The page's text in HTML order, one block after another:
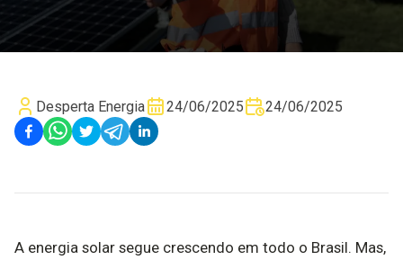
Desperta Energia 24/06/2025 24/06/2025
A energia solar segue crescendo em todo o Brasil. Mas,